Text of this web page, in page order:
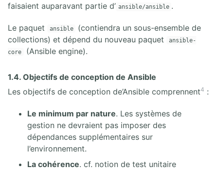
faisaient auparavant partie d’ ansible/ansible .
Le paquet ansible
(contiendra un sous-ensemble de
collections) et dépend du nouveau paquet
ansible-
core
(Ansible engine).
1.4. Objectifs de conception de Ansible
Les objectifs de conception de’Ansible comprennent4 :
Le minimum par nature. Les systèmes de
gestion ne devraient pas imposer des
dépendances supplémentaires sur
l’environnement.
La cohérence. cf. notion de test unitaire